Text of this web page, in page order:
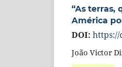
“As terras,
América
DOI: https://
João Victor